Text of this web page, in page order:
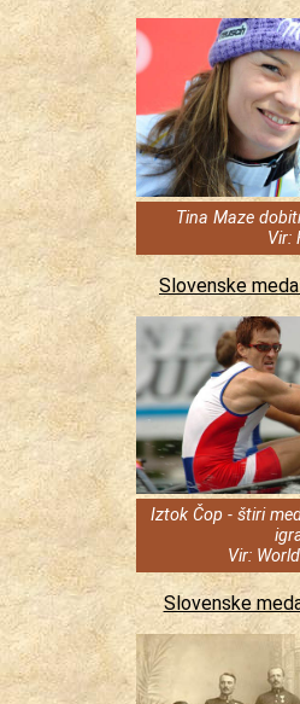
Tina Maze
Vir:
Slovenske
Iztok Čop - štiri
Vir:
Slovenske